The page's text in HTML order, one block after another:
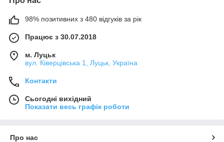
98% позитивних з 480 відгуків за рік
Працює з 30.07.2018
м. Луцьк
вул. Ківерцівська 1, Луцьк, Україна
Контакти
Сьогодні вихідний
Показати весь графік роботи
Про нас